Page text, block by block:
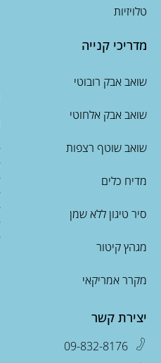
טלויזיות
מדריכי קנייה
שואב אבק רובוטי
שואב אבק אלחוטי
שואב שוטף רצפות
מדיח כלים
סיר טיגון ללא שמן
מגהץ קיטור
מקרר אמריקאי
יצירת קשר
09-832-8176